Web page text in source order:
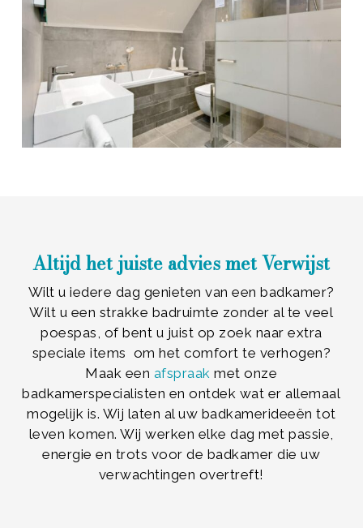
Altijd het juiste advies met Verwijst
Wilt u iedere dag genieten van een badkamer?
Wilt u een strakke badruimte zonder al te veel
poespas, of bent u juist op zoek naar extra
speciale items om het comfort te verhogen?
Maak een afspraak met onze
badkamerspecialisten en ontdek wat er allemaal
mogelijk is. Wij laten al uw badkamerideeën tot
leven komen. Wij werken elke dag met passie,
energie en trots voor de badkamer die uw
verwachtingen overtreft!